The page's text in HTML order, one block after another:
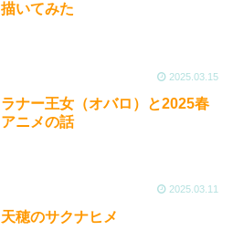
描いてみた
2025.03.15
ラナー王女（オバロ）と2025春
アニメの話
2025.03.11
天穂のサクナヒメ